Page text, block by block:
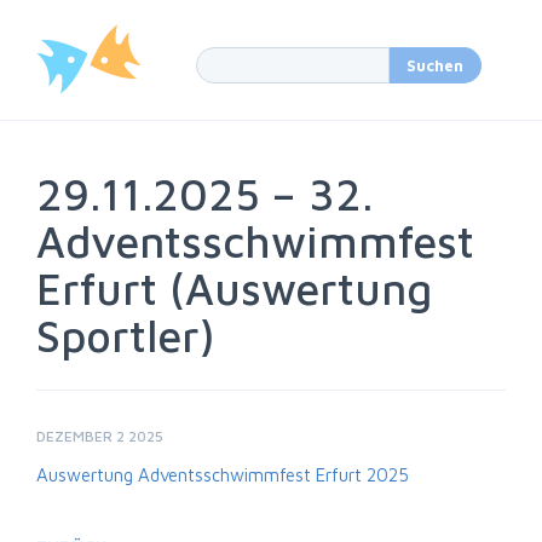
29.11.2025 – 32.
Adventsschwimmfest
Erfurt (Auswertung
Sportler)
DEZEMBER 2 2025
Auswertung Adventsschwimmfest Erfurt 2025